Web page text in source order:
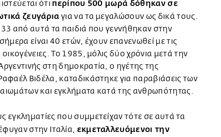
ότι περίπου 500 μωρά δόθηκαν σε
ζευγάρια για να τα μεγαλώσουν ως δικά τους.
από αυτά τα παιδιά που γεννήθηκαν στην
είναι 40 ετών, έχουν επανενωθεί με τις
οικογένειες. Το 1985, μόλις δύο χρόνια μετά την
στη δημοκρατία, ο ηγέτης της
Βιδέλα, καταδικάστηκε για παραβιάσεις των
και εγκλήματα κατά της ανθρωπότητας.
εγκληματίες που συμμετείχαν τότε σε αυτά τα
στην Ιταλία, εκμεταλλευόμενοι την